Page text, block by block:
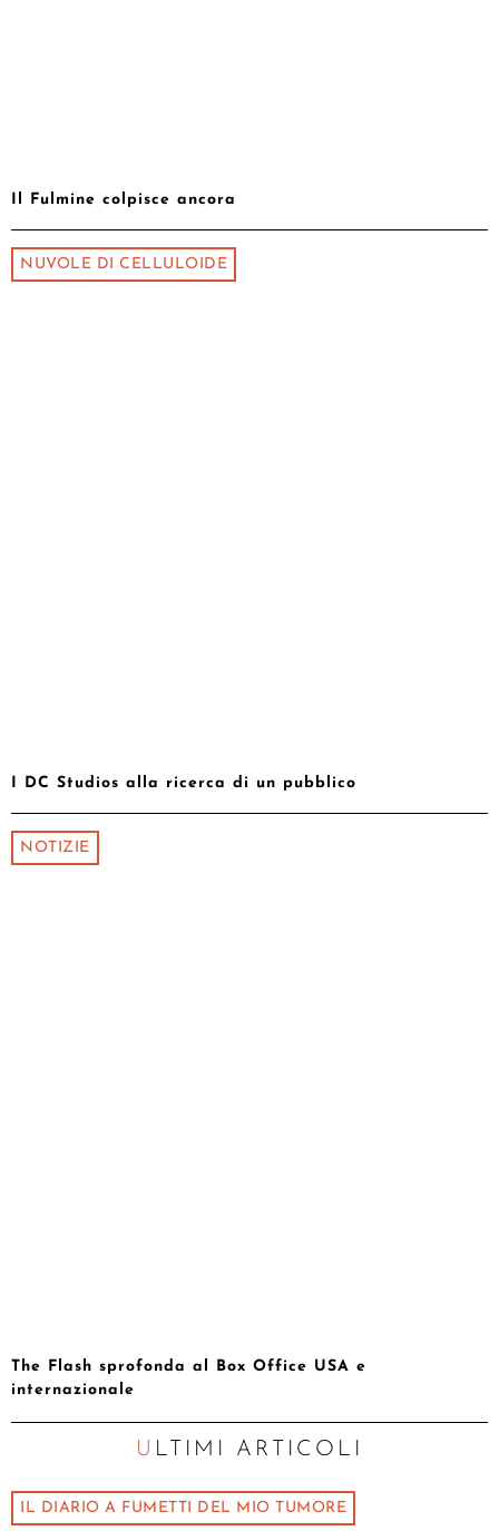
Il Fulmine colpisce ancora
NUVOLE DI CELLULOIDE
I DC Studios alla ricerca di un pubblico
NOTIZIE
The Flash sprofonda al Box Office USA e
internazionale
ULTIMI ARTICOLI
IL DIARIO A FUMETTI DEL MIO TUMORE